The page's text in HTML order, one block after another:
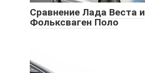
Сравнение Лада Веста и
Фольксваген Поло